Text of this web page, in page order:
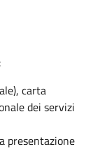
carta
dei servizi
presentazione